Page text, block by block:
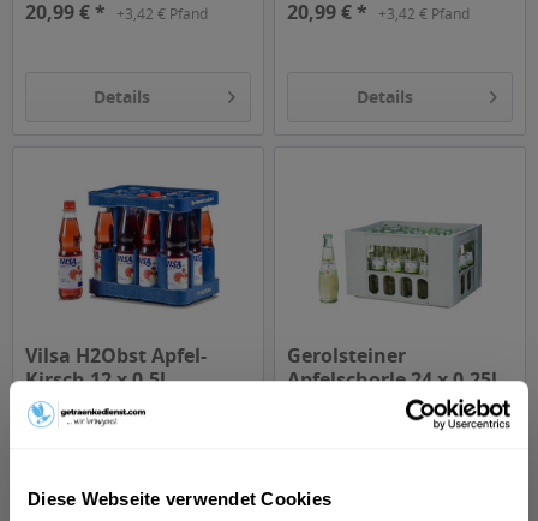
Diese Webseite verwendet Cookies
20,99 € *
+3,42 € Pfand
Details
20,99 € *
+3,42 € Pfand
Details
Vilsa H2Obst Apfel-
Kirsch 12 x 0,5l
Inhalt 6 Liter(1,50 € * / 1 Liter)
MEHRWEG
Gerolsteiner
Apfelschorle 24 x 0,25l
(2,67 € * / 1 Liter)